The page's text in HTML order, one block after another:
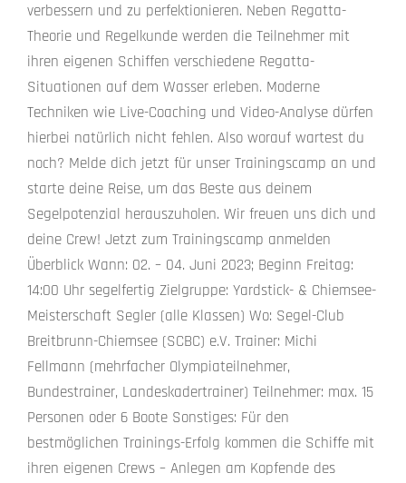
verbessern und zu perfektionieren. Neben Regatta-
Theorie und Regelkunde werden die Teilnehmer mit
ihren eigenen Schiffen verschiedene Regatta-
Situationen auf dem Wasser erleben. Moderne
Techniken wie Live-Coaching und Video-Analyse dürfen
hierbei natürlich nicht fehlen. Also worauf wartest du
noch? Melde dich jetzt für unser Trainingscamp an und
starte deine Reise, um das Beste aus deinem
Segelpotenzial herauszuholen. Wir freuen uns dich und
deine Crew! Jetzt zum Trainingscamp anmelden
Überblick Wann: 02. – 04. Juni 2023; Beginn Freitag:
14:00 Uhr segelfertig Zielgruppe: Yardstick- & Chiemsee-
Meisterschaft Segler (alle Klassen) Wo: Segel-Club
Breitbrunn-Chiemsee (SCBC) e.V. Trainer: Michi
Fellmann (mehrfacher Olympiateilnehmer,
Bundestrainer, Landeskadertrainer) Teilnehmer: max. 15
Personen oder 6 Boote Sonstiges: Für den
bestmöglichen Trainings-Erfolg kommen die Schiffe mit
ihren eigenen Crews – Anlegen am Kopfende des